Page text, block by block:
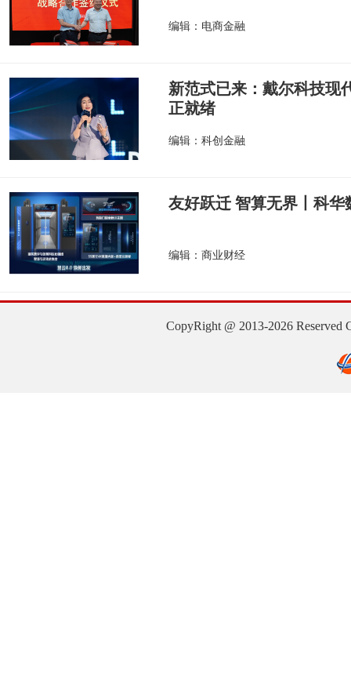
编辑：电商金融
新范式已来：戴尔科技现
正就绪
编辑：科创金融
友好跃迁 智算无界丨科华
编辑：商业财经
CopyRight @ 2013-2026